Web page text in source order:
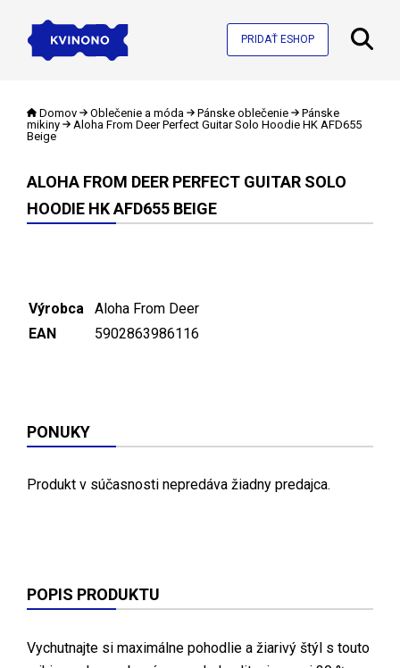
PRIDAŤ ESHOP
Domov Oblečenie a móda Pánske oblečenie
Pánske
mikiny
Aloha From Deer Perfect Guitar Solo Hoodie HK AFD655
Beige
ALOHA FROM DEER PERFECT GUITAR SOLO
HOODIE HK AFD655 BEIGE
Výrobca
Aloha From Deer
EAN
5902863986116
PONUKY
Produkt v súčasnosti nepredáva žiadny predajca.
POPIS PRODUKTU
Vychutnajte si maximálne pohodlie a žiarivý štýl s touto